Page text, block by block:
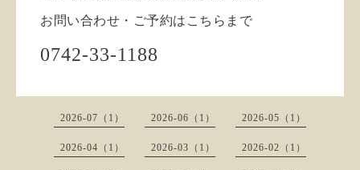
お問い合わせ・ご予約はこちらまで
0742-33-1188
2026-07（1） 2026-06（1） 2026-05（1）
2026-04（1） 2026-03（1） 2026-02（1）